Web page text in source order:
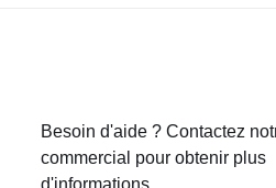
Besoin d'aide ? Contactez
commercial pour obtenir plus